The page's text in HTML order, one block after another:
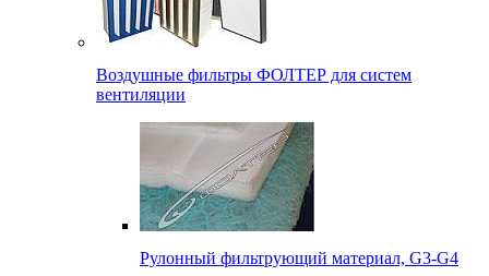
Воздушные фильтры ФОЛТЕР для систем
вентиляции
Рулонный фильтрующий материал, G3-G4